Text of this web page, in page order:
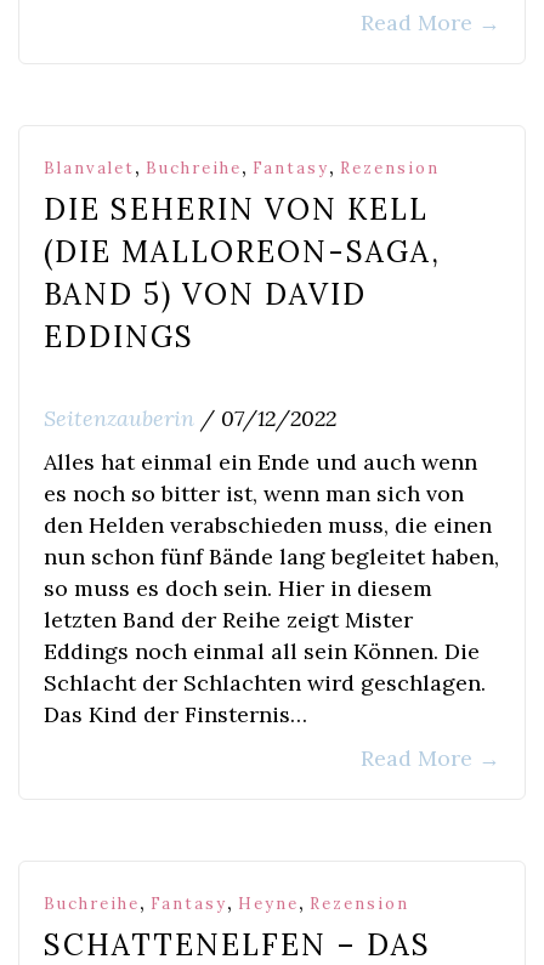
Read More →
Blanvalet, Buchreihe, Fantasy, Rezension
DIE SEHERIN VON KELL
(DIE MALLOREON-SAGA,
BAND 5) VON DAVID
EDDINGS
Seitenzauberin / 07/12/2022
Alles hat einmal ein Ende und auch wenn
es noch so bitter ist, wenn man sich von
den Helden verabschieden muss, die einen
nun schon fünf Bände lang begleitet haben,
so muss es doch sein. Hier in diesem
letzten Band der Reihe zeigt Mister
Eddings noch einmal all sein Können. Die
Schlacht der Schlachten wird geschlagen.
Das Kind der Finsternis…
Read More →
Buchreihe, Fantasy, Heyne, Rezension
SCHATTENELFEN – DAS